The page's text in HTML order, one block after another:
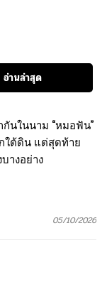
อ่านล่าสุด
นในนาม “หมอฟัน”
ใต้ดิน แต่สุดท้าย
างอย่าง
05/10/2026